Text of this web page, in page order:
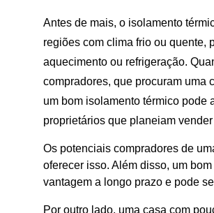
Antes de mais, o isolamento
regiões com clima frio ou quente,
aquecimento ou refrigeração.
compradores, que procuram uma
um bom isolamento térmico pode
proprietários que planeiam
Os potenciais compradores de
oferecer isso. Além disso, um
vantagem a longo prazo e pode
Por outro lado, uma casa com